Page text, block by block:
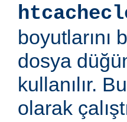
boyutlarını
dosya
kullanılır.
olarak